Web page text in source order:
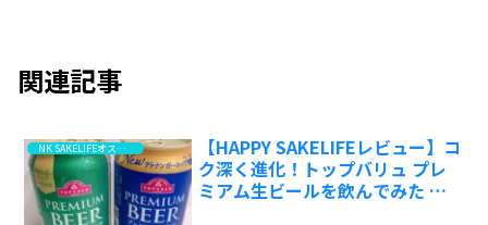
関連記事
NK SAKELIFEオススメ！高評価はこちら
【HAPPY SAKELIFEレビュー】コ
ク深く進化！トップバリュ プレ
ミアム生ビールを飲んでみた ―